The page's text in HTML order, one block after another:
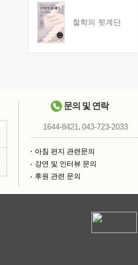
철학의 뒷계단
문의 및 연락
1644-8421, 043-723-2033
아침 편지 관련문의
강연 및 인터뷰 문의
후원 관련 문의